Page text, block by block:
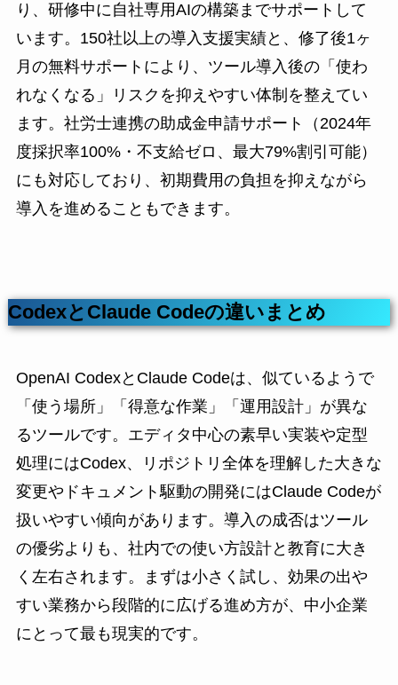
り、研修中に自社専用AIの構築までサポートして
います。150社以上の導入支援実績と、修了後1ヶ
月の無料サポートにより、ツール導入後の「使わ
れなくなる」リスクを抑えやすい体制を整えてい
ます。社労士連携の助成金申請サポート（2024年
度採択率100%・不支給ゼロ、最大79%割引可能）
にも対応しており、初期費用の負担を抑えながら
導入を進めることもできます。
CodexとClaude Codeの違いまとめ
OpenAI CodexとClaude Codeは、似ているようで
「使う場所」「得意な作業」「運用設計」が異な
るツールです。エディタ中心の素早い実装や定型
処理にはCodex、リポジトリ全体を理解した大きな
変更やドキュメント駆動の開発にはClaude Codeが
扱いやすい傾向があります。導入の成否はツール
の優劣よりも、社内での使い方設計と教育に大き
く左右されます。まずは小さく試し、効果の出や
すい業務から段階的に広げる進め方が、中小企業
にとって最も現実的です。